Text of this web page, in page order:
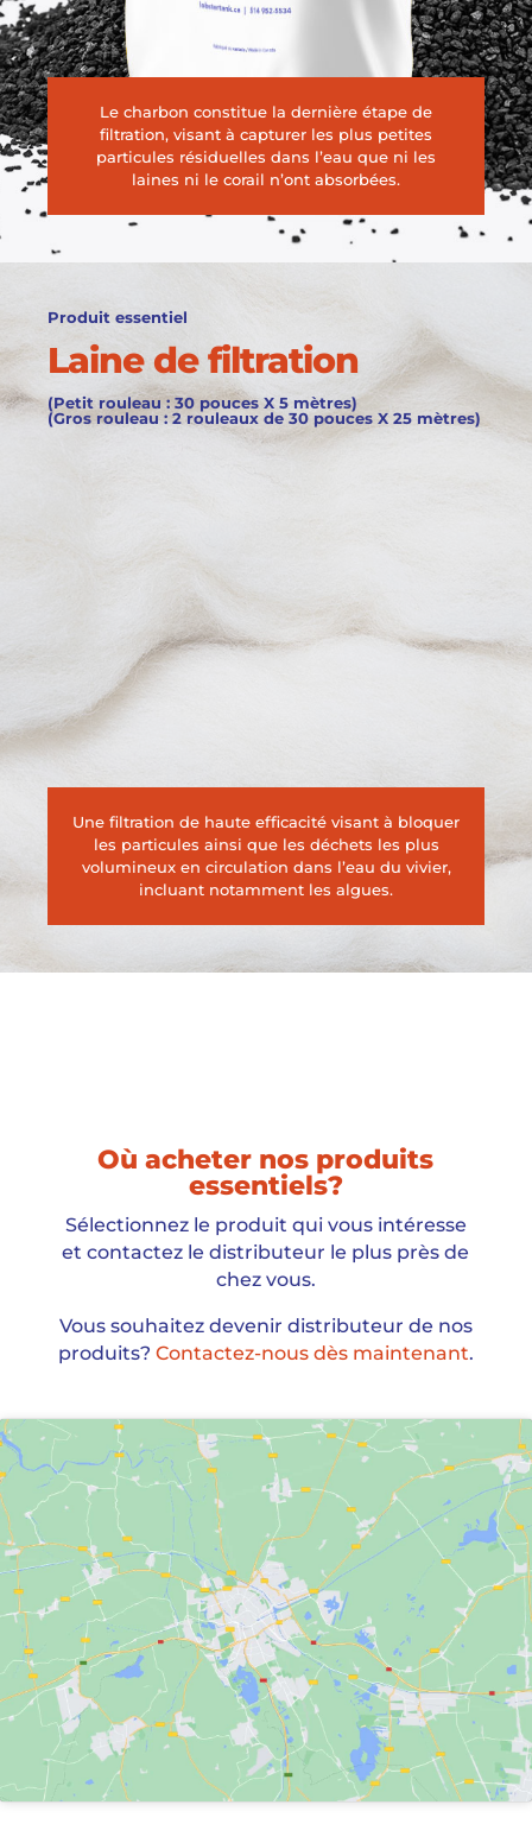
Le charbon constitue la dernière étape de
filtration, visant à capturer les plus petites
particules résiduelles dans l’eau que ni les
laines ni le corail n’ont absorbées.
Produit essentiel
Laine de filtration
(Petit rouleau : 30 pouces X 5 mètres)
(Gros rouleau : 2 rouleaux de 30 pouces X 25 mètres)
Une filtration de haute efficacité visant à bloquer
les particules ainsi que les déchets les plus
volumineux en circulation dans l’eau du vivier,
incluant notamment les algues.
Où acheter nos produits
essentiels?
Sélectionnez le produit qui vous intéresse
et contactez le distributeur le plus près de
chez vous.
Vous souhaitez devenir distributeur de nos
produits? Contactez-nous dès maintenant.